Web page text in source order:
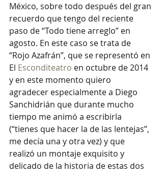
México, sobre todo después del gran
recuerdo que tengo del reciente
paso de “Todo tiene arreglo” en
agosto. En este caso se trata de
“Rojo Azafrán”, que se representó en
El Esconditeatro en octubre de 2014
y en este momento quiero
agradecer especialmente a Diego
Sanchidrián que durante mucho
tiempo me animó a escribirla
(“tienes que hacer la de las lentejas”,
me decía una y otra vez) y que
realizó un montaje exquisito y
delicado de la historia de estas dos